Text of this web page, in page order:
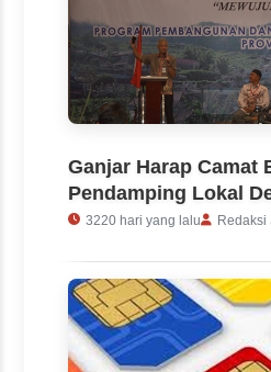
Ganjar Harap Camat
Pendamping Lokal
3220 hari yang lalu Redaksi